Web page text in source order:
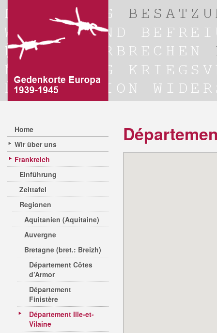
Home
Wir über uns
Frankreich
Einführung
Zeittafel
Regionen
Aquitanien (Aquitaine)
Auvergne
Bretagne (bret.: Breizh)
Département Côtes
d’Armor
Département
Finistère
Département Ille-et-
Vilaine